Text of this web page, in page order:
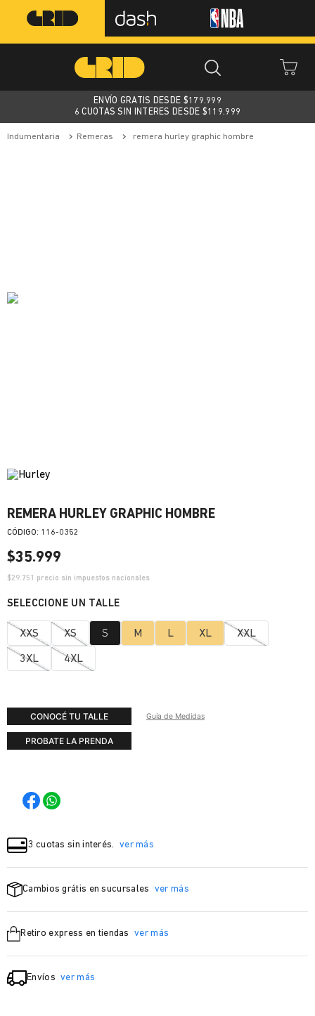
ENVÍO GRATIS DESDE $179.999
6 CUOTAS SIN INTERES DESDE $119.999
indumentaria remeras remera hurley graphic hombre
REMERA HURLEY GRAPHIC HOMBRE
: 116-0352
$35.999
$29.751 precio sin impuestos nacionales
XXS XS S M L XL XXL
3XL 4XL
CONOCÉ TU TALLE Guía de Medidas
PROBATE LA PRENDA
3 cuotas sin interés. ver más
Cambios grátis en sucursales ver más
Retiro express en tiendas ver más
Envíos ver más